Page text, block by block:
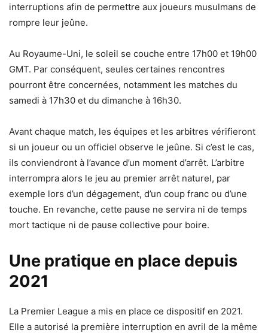
interruptions afin de permettre aux joueurs musulmans de
rompre leur jeûne.
Au Royaume-Uni, le soleil se couche entre 17h00 et 19h00
GMT. Par conséquent, seules certaines rencontres
pourront être concernées, notamment les matches du
samedi à 17h30 et du dimanche à 16h30.
Avant chaque match, les équipes et les arbitres vérifieront
si un joueur ou un officiel observe le jeûne. Si c’est le cas,
ils conviendront à l’avance d’un moment d’arrêt. L’arbitre
interrompra alors le jeu au premier arrêt naturel, par
exemple lors d’un dégagement, d’un coup franc ou d’une
touche. En revanche, cette pause ne servira ni de temps
mort tactique ni de pause collective pour boire.
Une pratique en place depuis
2021
La Premier League a mis en place ce dispositif en 2021.
Elle a autorisé la première interruption en avril de la même